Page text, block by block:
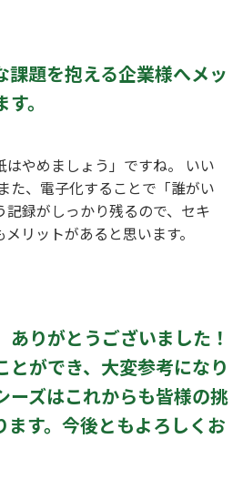
課題を抱える企業様へメッ
。
はやめましょう」ですね。 いい
た、電子化することで「誰がい
録がしっかり残るので、セキ
リットがあると思います。
りがとうございました！
とができ、大変参考になり
ーズはこれからも皆様の挑
ます。今後ともよろしくお